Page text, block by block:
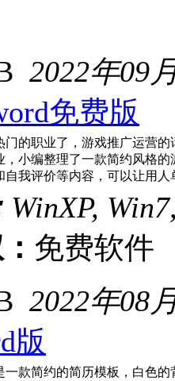
2022年09
免费版
门的职业了，游戏推广运营
，小编整理了一款简约风格
自我评价等内容，可以让用
WinXP,
免费软
2022年08
版
一款简约的简历模板，白色